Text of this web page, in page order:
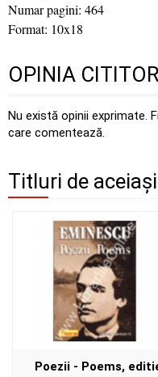
Numar pagini: 464
Format: 10x18
OPINIA
Nu există opinii exprimate.
care comentează.
Titluri de
Poezii - Poems,